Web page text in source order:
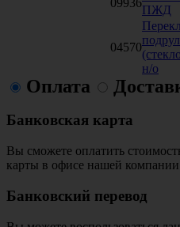
ПЖД
04570
н/о
Оплата
Банковская карта
Вы сможете оплатить
карты в офисе нашей
Банковский перевод